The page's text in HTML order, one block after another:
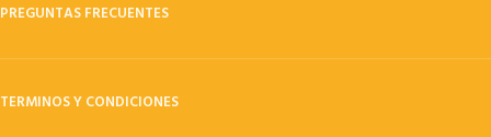
PREGUNTAS FRECUENTES
TERMINOS Y CONDICIONES